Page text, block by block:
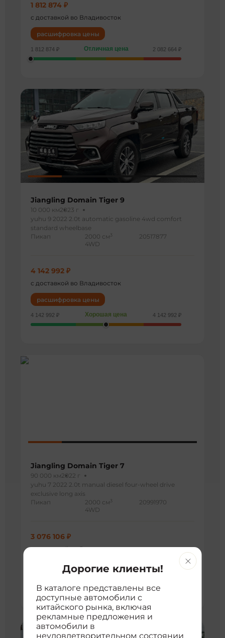
1 812 874 ₽
с доставкой во Владивосток
расшифровка цены
1 812 874 ₽ Отличная цена 2 082 664 ₽
Jiangling Domain Tiger 9
10 000 км2023 г
yuhu 9 2022 2.0t automatic gasoline 4wd comfort
standard wheelbase
Пикап
2000 см 3
4WD
20517877
4 142 992 ₽
с доставкой во Владивосток
расшифровка цены
4 142 992 ₽ Хорошая цена 4 142 992 ₽
Jiangling Domain Tiger 7
90 000 км2022 г
yuhu 7 2022 2.0t manual diesel four-wheel drive
exclusive long axis
Пикап
2000 см 3
4WD
20991970
3 076 106 ₽
с доставкой во Владивосток
расшифровка цены
Дорогие клиенты!
В каталоге представлены все
доступные автомобили с
китайского рынка, включая
рекламные предложения и
автомобили в
неудовлетворительном состоянии